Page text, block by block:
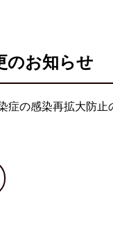
のお知らせ
の感染再拡大防止